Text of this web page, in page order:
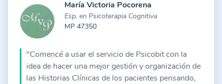
María Victoria Pocorena
Esp. en Psicoterapia Cognitiva
MP 47350
"Comencé a usar el servicio de Psicobit con la
idea de hacer una mejor gestión y organización de
las Historias Clínicas de los pacientes pensando,